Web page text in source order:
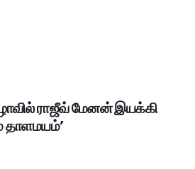
ராஜீவ் மேனன் இயக்கி
தாளமயம்’